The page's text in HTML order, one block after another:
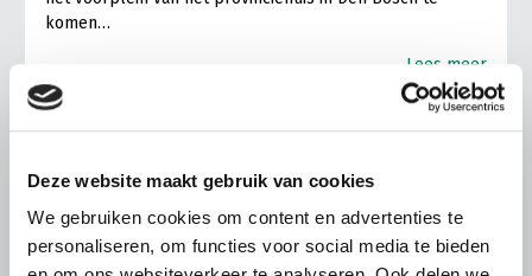
Deze website maakt gebruik van cookies
We gebruiken cookies om content en advertenties te
personaliseren, om functies voor social media te bieden
komen…
Lees meer